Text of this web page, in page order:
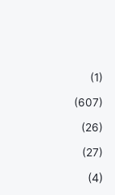
(1)
(607)
(26)
(27)
(4)